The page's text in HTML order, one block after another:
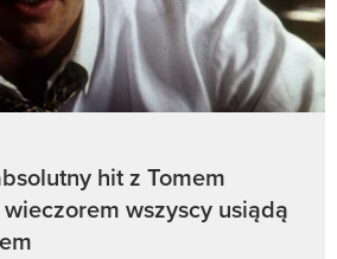
hit z Tomem
wieczorem wszyscy usiądą